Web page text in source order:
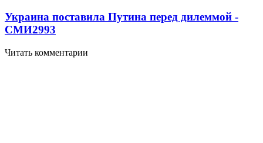
Украина поставила Путина перед дилеммой -
СМИ2993
Читать комментарии